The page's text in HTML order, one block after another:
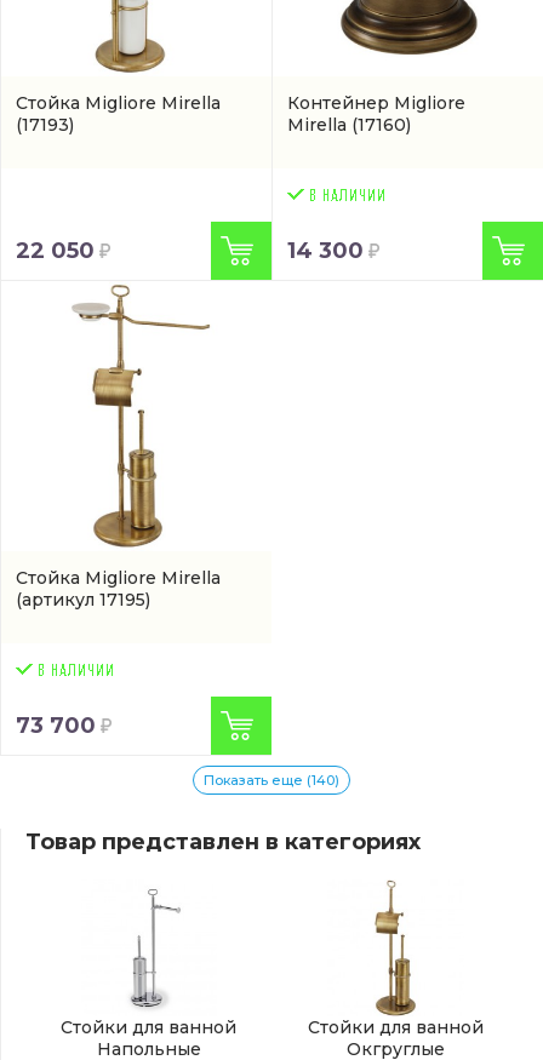
Стойка Migliore Mirella
(17193)
22 050
Контейнер Migliore
Mirella (17160)
14 300
Стойка Migliore Mirella
(артикул 17195)
73 700
Показать еще (140)
Товар представлен в категориях
Стойки для ванной
Напольные
Стойки для ванной
Окгруглые